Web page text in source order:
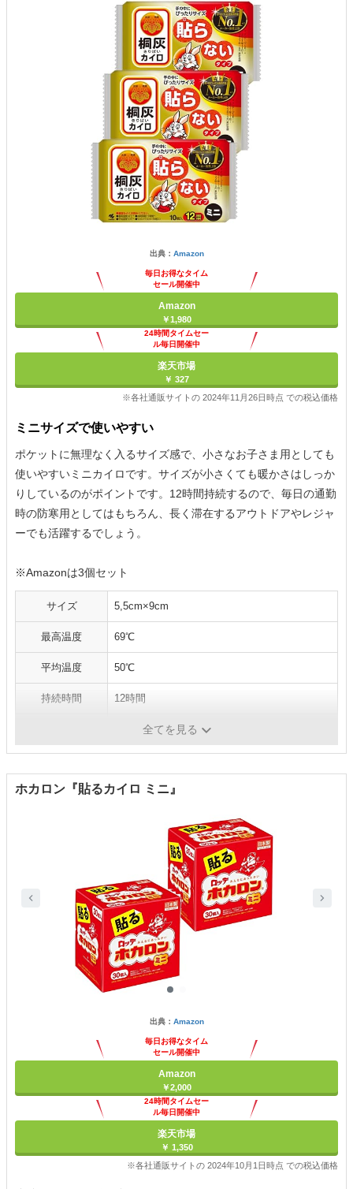
出典： Amazon
毎日お得なタイム
セール開催中
Amazon
￥1,980
24時間タイムセー
ル毎日開催中
楽天市場
￥ 327
※各社通販サイトの 2024年11月26日時点 での税込価格
ミニサイズで使いやすい
ポケットに無理なく入るサイズ感で、小さなお子さま用としても
使いやすいミニカイロです。サイズが小さくても暖かさはしっか
りしているのがポイントです。12時間持続するので、毎日の通勤
時の防寒用としてはもちろん、長く滞在するアウトドアやレジャ
ーでも活躍するでしょう。
※Amazonは3個セット
サイズ 5,5cm×9cm
最高温度 69℃
平均温度 50℃
持続時間 12時間
全てを見る
ホカロン『貼るカイロ ミニ』
出典： Amazon
毎日お得なタイム
セール開催中
Amazon
￥2,000
24時間タイムセー
ル毎日開催中
楽天市場
￥ 1,350
※各社通販サイトの 2024年10月1日時点 での税込価格